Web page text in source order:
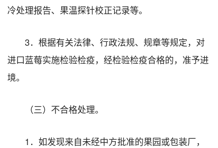
冷处理报告、果温探针校正记录等。
3．根据有关法律、行政法规、规章等规定，对
进口蓝莓实施检验检疫，经检验检疫合格的，准予进
境。
（三）不合格处理。
1．如发现来自未经中方批准的果园或包装厂，